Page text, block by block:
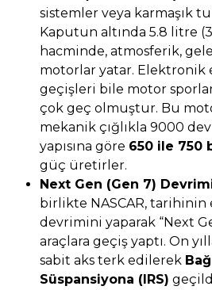
sistemler veya karmaşık
Kaputun altında 5.8 litre
hacminde, atmosferik,
motorlar yatar. Elektronik
geçişleri bile motor
çok geç olmuştur. Bu
mekanik çığlıkla 9000
yapısına göre 650 ile 750
güç üretirler.
Next Gen (Gen 7)
birlikte NASCAR,
devrimini yaparak “Next
araçlara geçiş yaptı. On
sabit aks terk edilerek
Süspansiyona (IRS)